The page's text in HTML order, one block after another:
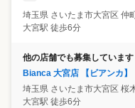
埼玉県 さいたま市大宮区 仲
大宮駅 徒歩6分
他の店舗でも募集しています
Bianca 大宮店 【ビアンカ】
埼玉県 さいたま市大宮区 桜
大宮駅 徒歩6分